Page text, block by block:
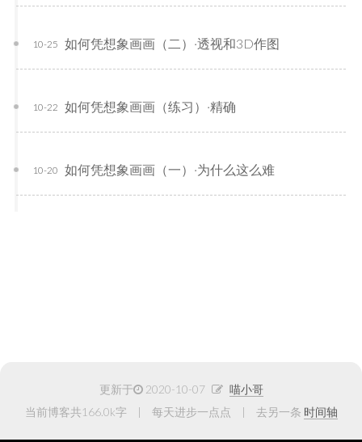
如何凭想象画画（二）·透视和3D作图
10-25
如何凭想象画画（练习）·精确
10-22
如何凭想象画画（一）·为什么这么难
10-20
更新于 2020-10-07
喵小哥
当前博客共166.0k字
每天进步一点点 去另一条 时间轴